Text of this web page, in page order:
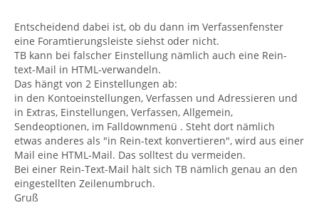
Entscheidend dabei ist, ob du dann im Verfassenfenster
eine Foramtierungsleiste siehst oder nicht.
TB kann bei falscher Einstellung nämlich auch eine Rein-
text-Mail in HTML-verwandeln.
Das hängt von 2 Einstellungen ab:
in den Kontoeinstellungen, Verfassen und Adressieren und
in Extras, Einstellungen, Verfassen, Allgemein,
Sendeoptionen, im Falldownmenü . Steht dort nämlich
etwas anderes als "in Rein-text konvertieren", wird aus einer
Mail eine HTML-Mail. Das solltest du vermeiden.
Bei einer Rein-Text-Mail hält sich TB nämlich genau an den
eingestellten Zeilenumbruch.
Gruß